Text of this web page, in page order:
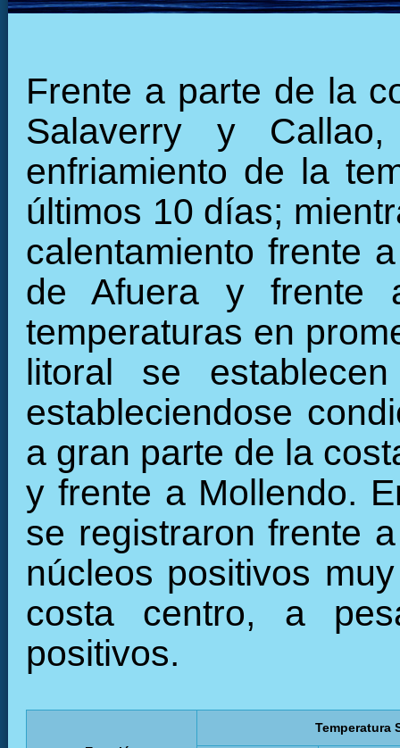
Frente a parte de la
Salaverry y
enfriamiento de la
últimos 10 días;
calentamiento frente
de Afuera y frente
temperaturas en
litoral se
estableciendose
a gran parte de la
y frente a Mollendo.
se registraron frente
núcleos positivos
costa centro, a
positivos.
Temperatura